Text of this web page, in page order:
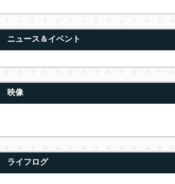
ニュース＆イベント
映像
ライフログ